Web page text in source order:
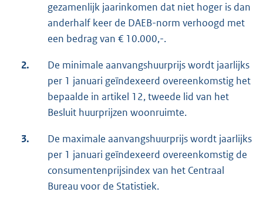
gezamenlijk jaarinkomen dat niet hoger is dan
anderhalf keer de DAEB-norm verhoogd met
een bedrag van € 10.000,-.
2.
De minimale aanvangshuurprijs wordt jaarlijks
per 1 januari geïndexeerd overeenkomstig het
bepaalde in artikel 12, tweede lid van het
Besluit huurprijzen woonruimte.
3.
De maximale aanvangshuurprijs wordt jaarlijks
per 1 januari geïndexeerd overeenkomstig de
consumentenprijsindex van het Centraal
Bureau voor de Statistiek.